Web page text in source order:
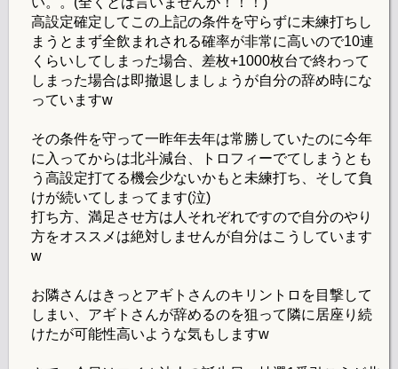
高設定確定してこの上記の条件を守らずに未練打ちし
まうとまず全飲まれされる確率が非常に高いので10連
くらいしてしまった場合、差枚+1000枚台で終わって
しまった場合は即撤退しましょうが自分の辞め時にな
っていますw
その条件を守って一昨年去年は常勝していたのに今年
に入ってからは北斗減台、トロフィーでてしまうとも
う高設定打てる機会少ないかもと未練打ち、そして負
けが続いてしまってます(泣)
打ち方、満足させ方は人それぞれですので自分のやり
方をオススメは絶対しませんが自分はこうしています
w
お隣さんはきっとアギトさんのキリントロを目撃して
しまい、アギトさんが辞めるのを狙って隣に居座り続
けたが可能性高いような気もしますw